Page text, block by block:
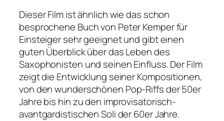
Dieser Film ist ähnlich wie das schon
besprochene Buch von Peter Kemper für
Einsteiger sehr geeignet und gibt einen
guten Überblick über das Leben des
Saxophonisten und seinen Einfluss. Der Film
zeigt die Entwicklung seiner Kompositionen,
von den wunderschönen Pop-Riffs der 50er
Jahre bis hin zu den improvisatorisch-
avantgardistischen Soli der 60er Jahre.